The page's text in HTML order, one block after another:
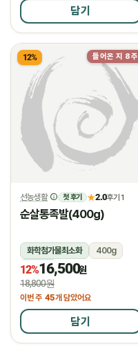
담기
들어온 지 8주
12%
선농생활 첫 후기 ★2.0후기 1
순살통족발(400g)
화학첨가물최소화
400g
냉장
12%16,500원
18,800원
이번 주 45개 담았어요
담기